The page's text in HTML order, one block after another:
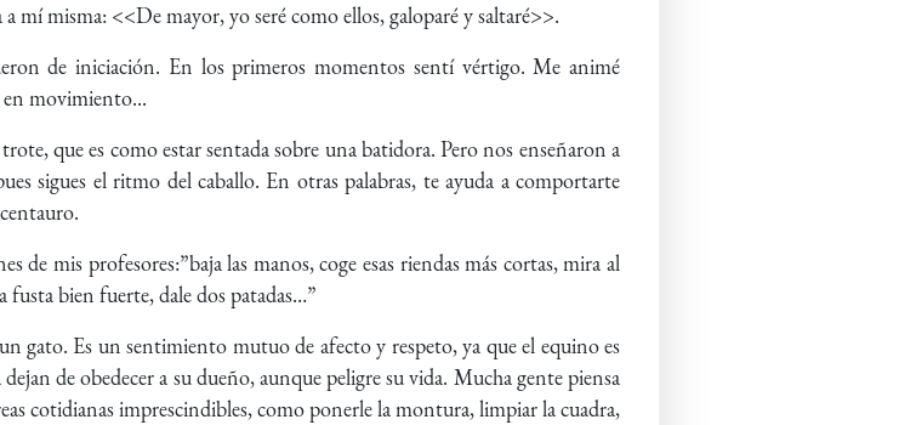
mí misma: <<De mayor, yo seré como ellos, galoparé y saltaré>>.
de iniciación. En los primeros momentos sentí vértigo. Me animé
en movimiento...
que es como estar sentada sobre una batidora. Pero nos enseñaron a
sigues el ritmo del caballo. En otras palabras, te ayuda a comportarte
de mis profesores:”baja las manos, coge esas riendas más cortas, mira al
bien fuerte, dale dos patadas…”
gato. Es un sentimiento mutuo de afecto y respeto, ya que el equino es
de obedecer a su dueño, aunque peligre su vida. Mucha gente piensa
cotidianas imprescindibles, como ponerle la montura, limpiar la cuadra,